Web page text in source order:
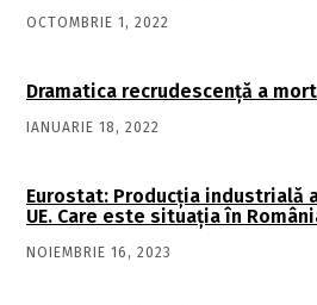
OCTOMBRIE 1, 2022
Dramatica recrudescenţă a
IANUARIE 18, 2022
Eurostat: Producția industrială
UE. Care este situația în
NOIEMBRIE 16, 2023